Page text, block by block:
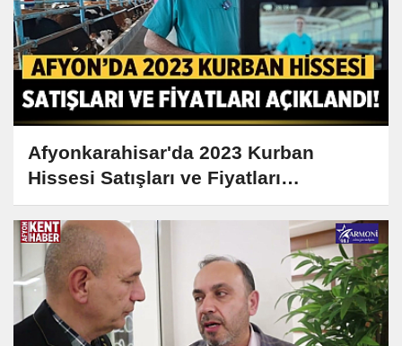
Afyonkarahisar'da 2023 Kurban
Hissesi Satışları ve Fiyatları
Açıklandı!